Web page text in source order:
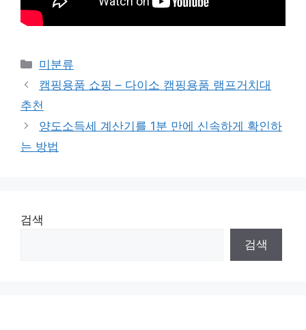
Categories
미분류
캠핑용품 쇼핑 – 다이소 캠핑용품 램프거치대
추천
양도소득세 계산기를 1분 만에 신속하게 확인하
는 방법
검색
검색